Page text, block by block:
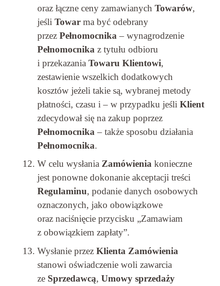
oraz łączne ceny zamawianych Towarów,
jeśli Towar ma być odebrany
przez Pełnomocnika – wynagrodzenie
Pełnomocnika z tytułu odbioru
i przekazania Towaru Klientowi,
zestawienie wszelkich dodatkowych
kosztów jeżeli takie są, wybranej metody
płatności, czasu i – w przypadku jeśli Klient
zdecydował się na zakup poprzez
Pełnomocnika – także sposobu działania
Pełnomocnika.
W celu wysłania Zamówienia konieczne
jest ponowne dokonanie akceptacji treści
Regulaminu, podanie danych osobowych
oznaczonych, jako obowiązkowe
oraz naciśnięcie przycisku „Zamawiam
z obowiązkiem zapłaty”.
Wysłanie przez Klienta Zamówienia
stanowi oświadczenie woli zawarcia
ze Sprzedawcą, Umowy sprzedaży